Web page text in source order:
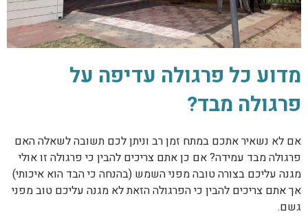
מדוע כל פרגולה עדיפה על
פרגולה מבד?
אם לא נשאיר אתכם במתח זמן רב וניתן לכם תשובה לשאלה האם
פרגולה מבד עמידה? אם כן אתם צריכים להבין כי פרגולה זו אולי
מגנה עליכם בצורה טובה מפני השמש (בהנחה כי הבד הוא איכותי)
אך אתם צריכים להבין כי הפרגולה הזאת לא מגנה עליכם טוב מפני
גשם.